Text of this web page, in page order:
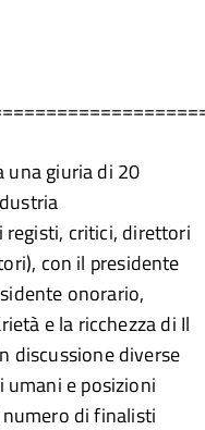
una giuria di 20
registi, critici, direttori
con il presidente
onorario,
e la ricchezza di Il
discussione diverse
e posizioni
di finalisti